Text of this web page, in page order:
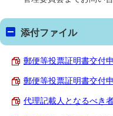
添付ファイル
郵便等投票証明書交付
郵便等投票証明書交付
代理記載人となるべき